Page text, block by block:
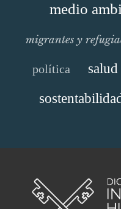
medio
migrantes y
política